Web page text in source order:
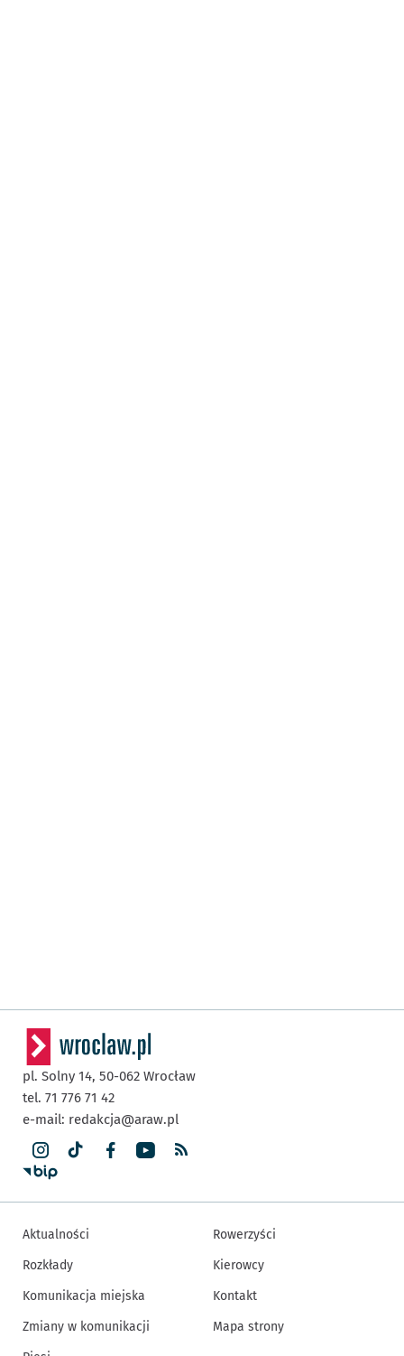
pl. Solny 14, 50-062 Wrocław
tel. 71 776 71 42
e-mail: redakcja@araw.pl
Aktualności
Rozkłady
Komunikacja miejska
Zmiany w komunikacji
Rowerzyści
Kierowcy
Kontakt
Mapa strony